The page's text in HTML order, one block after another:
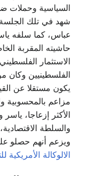
السياسية وحملات
شهد في تلك
عباس، كما سلفه
حاشيته المقربة
الاستثمار
الفلسطينيين وكان
يكون مستقلا عن
مزاعم بالمحسوبية
الأكثر إزعاجا،
والسلطة
ويزعم أنهم حصلو
الالوكالة الأمريكية